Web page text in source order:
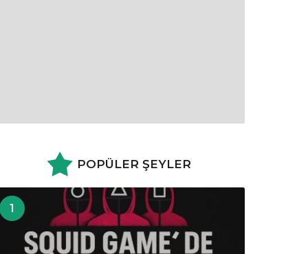
POPÜLER ŞEYLER
1